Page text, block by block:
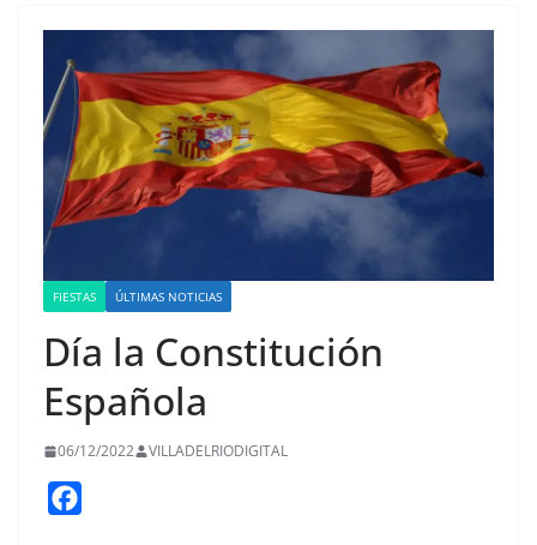
FIESTAS ÚLTIMAS NOTICIAS
Día la Constitución
Española
06/12/2022 VILLADELRIODIGITAL